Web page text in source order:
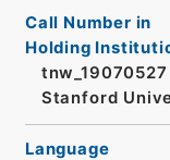
Call Number in
Holding
Stanford
Language